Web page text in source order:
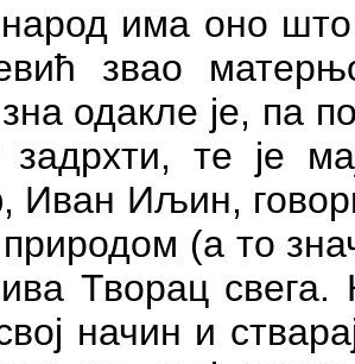
има оно што
звао
одакле је, па
задрхти, те је
Иљин,
природом (а то
Творац свега.
начин и